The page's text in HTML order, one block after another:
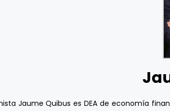
Jaume Quibus es DEA de economía